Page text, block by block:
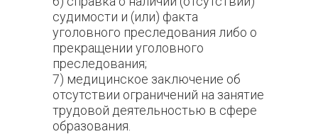
судимости и (или) факта
уголовного преследования либо о
прекращении уголовного
преследования;
7) медицинское заключение об
отсутствии ограничений на занятие
трудовой деятельностью в сфере
образования.